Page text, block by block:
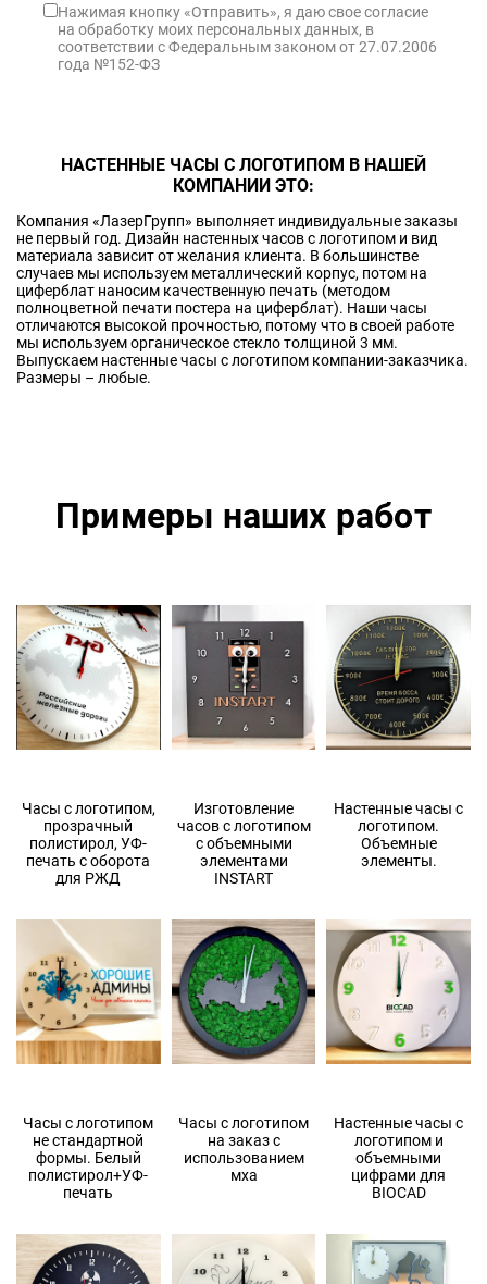
Нажимая кнопку «Отправить», я даю свое согласие
на обработку моих персональных данных, в
соответствии с Федеральным законом от 27.07.2006
года №152-ФЗ
НАСТЕННЫЕ ЧАСЫ С ЛОГОТИПОМ В НАШЕЙ
КОМПАНИИ ЭТО:
Компания «ЛазерГрупп» выполняет индивидуальные заказы
не первый год. Дизайн настенных часов с логотипом и вид
материала зависит от желания клиента. В большинстве
случаев мы используем металлический корпус, потом на
циферблат наносим качественную печать (методом
полноцветной печати постера на циферблат). Наши часы
отличаются высокой прочностью, потому что в своей работе
мы используем органическое стекло толщиной 3 мм.
Выпускаем настенные часы с логотипом компании-заказчика.
Размеры – любые.
Примеры наших работ
Часы с логотипом,
прозрачный
полистирол, УФ-
печать с оборота
для РЖД
Изготовление
часов с логотипом
с объемными
элементами
INSTART
Настенные часы с
логотипом.
Объемные
элементы.
Часы с логотипом
не стандартной
формы. Белый
полистирол+УФ-
печать
Часы с логотипом
на заказ с
использованием
мха
Настенные часы с
логотипом и
объемными
цифрами для
BIOCAD